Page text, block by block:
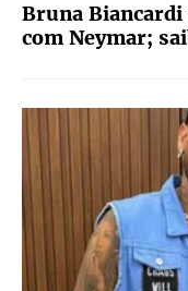
Bruna
com Neymar;